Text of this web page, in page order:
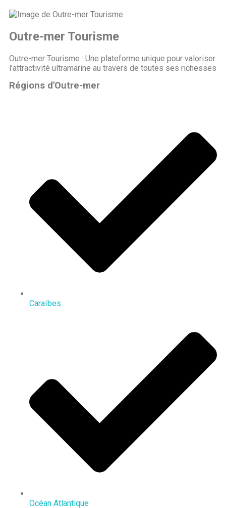
Outre-mer Tourisme
Outre-mer Tourisme : Une plateforme unique pour valoriser
l'attractivité ultramarine au travers de toutes ses richesses
Régions d'Outre-mer
Caraïbes
Océan Atlantique